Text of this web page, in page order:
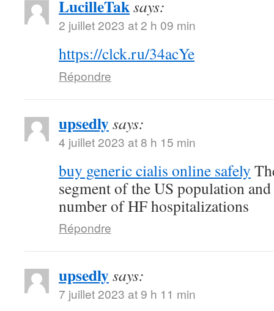
LucilleTaksays:
2 juillet 2023 at 2 h 09 min
https://clck.ru/34acYe
Répondre
upsedlysays:
4 juillet 2023 at 8 h 15 min
buy generic cialis online safely
segment of the US population
number of HF hospitalizations
Répondre
upsedlysays:
7 juillet 2023 at 9 h 11 min